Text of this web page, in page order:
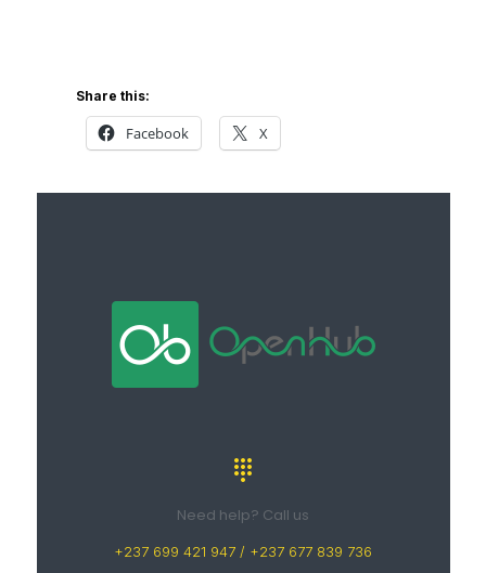
Share this:
Facebook X
Need help? Call us
+237 699 421 947 / +237 677 839 736